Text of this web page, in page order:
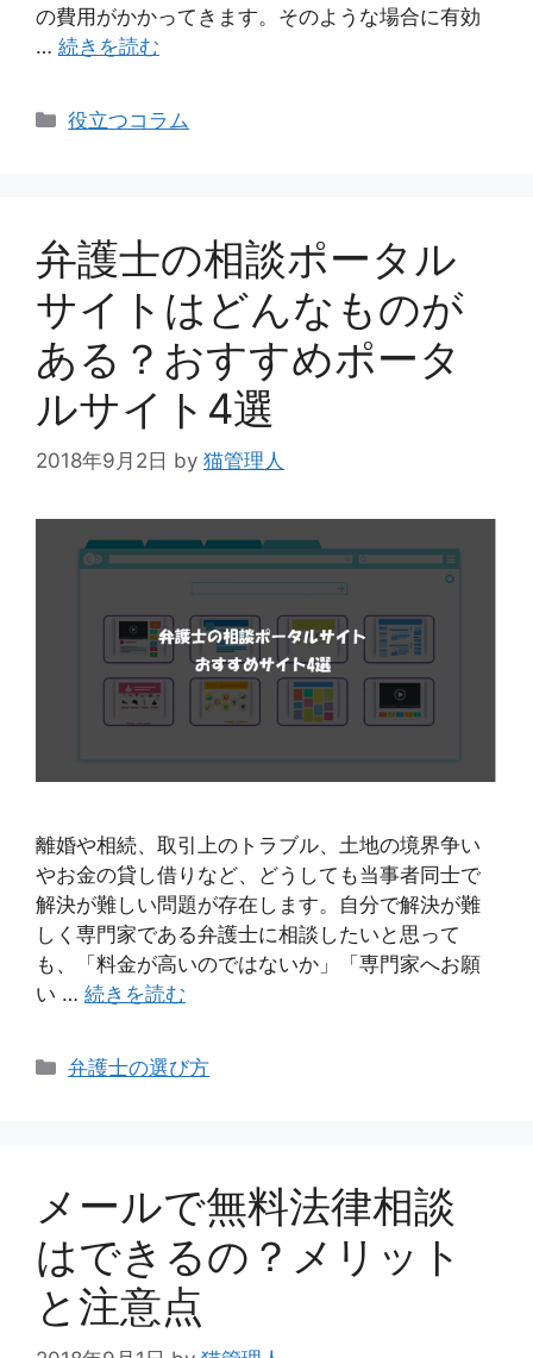
の費用がかかってきます。そのような場合に有効
… 続きを読む
カ
ー
役立つコラム
弁護士の相談ポータル
サイトはどんなものが
ある？おすすめポータ
ルサイト4選
2018年9月2日 by 猫管理人
離婚や相続、取引上のトラブル、土地の境界争い
やお金の貸し借りなど、どうしても当事者同士で
解決が難しい問題が存在します。自分で解決が難
しく専門家である弁護士に相談したいと思って
も、「料金が高いのではないか」「専門家へお願
い … 続きを読む
カ
弁護士の選び方
メールで無料法律相談
はできるの？メリット
と注意点